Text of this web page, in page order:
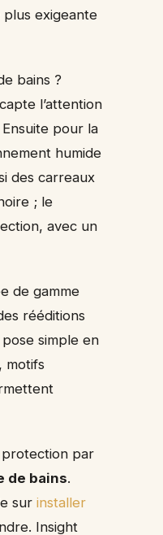
exigeante
bains ?
l’attention
pour la
humide
des carreaux
; le
avec un
de gamme
rééditions
simple en
motifs
par
de bains.
sur installer
Insight